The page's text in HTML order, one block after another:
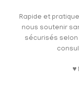
Rapide et
nous soutenir
sécurisés
♥